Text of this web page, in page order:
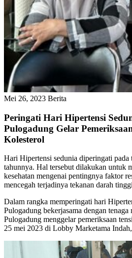
Mei 26, 2023 Berita
Peringati Hari Hipertensi
Pulogadung Gelar
Kolesterol
Hari Hipertensi sedunia diperingati pada
tahunnya. Hal tersebut dilakukan untuk
kesehatan mengenai pentingnya faktor
mencegah terjadinya tekanan darah
Dalam rangka memperingati hari
Pulogadung bekerjasama dengan
Pulogadung menggelar pemeriksaan
25 mei 2023 di Lobby Marketama